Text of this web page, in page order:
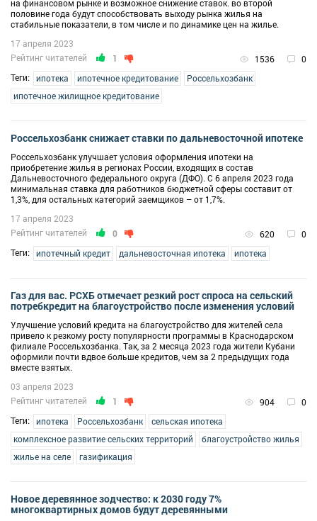
на финансовом рынке и возможное снижение ставок. во второй
половине года будут способствовать выходу рынка жилья на
стабильные показатели, в том числе и по динамике цен на жилье.
Рейтинг читателей 1 1536 0
17 апреля 2023
Теги: ипотека ипотечное кредитование
Россельхозбанк
ипотечное жилищное кредитование
Россельхозбанк снижает ставки по дальневосточной ипотеке
Россельхозбанк улучшает условия оформления ипотеки на
приобретение жилья в регионах России, входящих в состав
Дальневосточного федерального округа (ДФО). С 6 апреля 2023 года
минимальная ставка для работников бюджетной сферы составит от
1,3%, для остальных категорий заемщиков – от 1,7%.
Рейтинг читателей 0 620 0
17 апреля 2023
Теги: ипотечный кредит дальневосточная ипотека ипотека
Газ для вас. РСХБ отмечает резкий рост спроса на сельский
потребкредит на благоустройство после изменения условий
Улучшение условий кредита на благоустройство для жителей села
привело к резкому росту популярности программы в Краснодарском
филиале Россельхозбанка. Так, за 2 месяца 2023 года жители Кубани
оформили почти вдвое больше кредитов, чем за 2 предыдущих года
вместе взятых.
Рейтинг читателей 1 904 0
03 апреля 2023
Теги: ипотека Россельхозбанк
сельская ипотека
комплексное развитие сельских территорий
благоустройство жилья
жилье на селе
газификация
Новое деревянное зодчество: к 2030 году 7%
многоквартирных домов будут деревянными